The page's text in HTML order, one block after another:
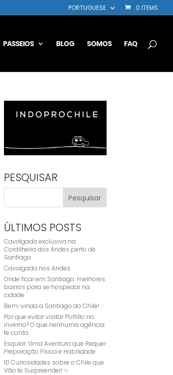
PORTUGUESE 0 ITEMS
PASSEIOS BLOG SOMOS FAQ
PESQUISAR
ÚLTIMOS POSTS
Cavalgada exclusiva na
Cordilheira dos Andes perto de
Santiago
Cavalgada nos Andes
Onde ficar em Santiago: melhores
bairros para se hospedar na
cidade
Bem-vinda a Santiago do Chile!
Por que evitar visitar Portillo no
inverno? O que nenhuma agência
te conta.
Esquiar: Uma Aventura que Requer
Preparação Física e Habilidade
10 Curiosidades sobre o Chile que
Vão te Surpreender! ✨